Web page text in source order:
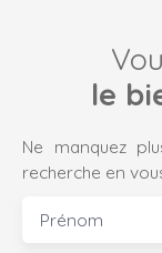
le
Ne manquez
recherche en
Prénom